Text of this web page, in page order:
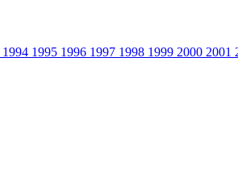
1994 1995 1996 1997 1998 1999 2000 2001